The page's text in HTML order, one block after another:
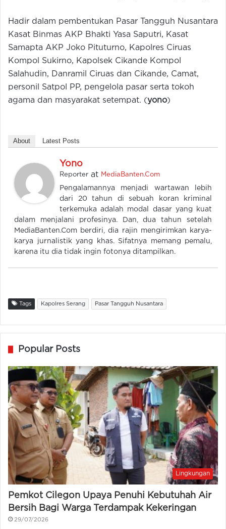
Hadir dalam pembentukan Pasar Tangguh Nusantara
Kasat Binmas AKP Bhakti Yasa Saputri, Kasat
Samapta AKP Joko Pituturno, Kapolres Ciruas
Kompol Sukirno, Kapolsek Cikande Kompol
Salahudin, Danramil Ciruas dan Cikande, Camat,
personil Satpol PP, pengelola pasar serta tokoh
agama dan masyarakat setempat. (yono)
About Latest Posts
Yono
Reporter at MediaBanten.Com
Pengalamannya menjadi wartawan lebih
dari 20 tahun di sebuah koran kriminal
terkemuka adalah modal dasar yang kuat
dalam menjalani profesinya. Dan, dua tahun setelah
MediaBanten.Com berdiri, dia rajin mengirimkan karya-
karya jurnalistik yang khas. Sifatnya memang pemalu,
karena itu dia tidak ingin fotonya ditampilkan.
Tags Kapolres Serang Pasar Tangguh Nusantara
Popular Posts
Lingkungan
Pemkot Cilegon Upaya Penuhi Kebutuhah Air
Bersih Bagi Warga Terdampak Kekeringan
29/07/2026